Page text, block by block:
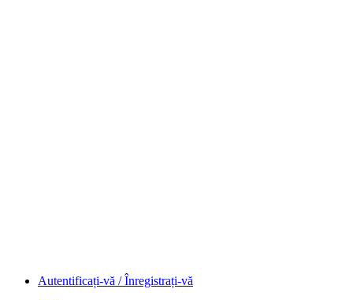
Autentificați-vă / Înregistrați-vă